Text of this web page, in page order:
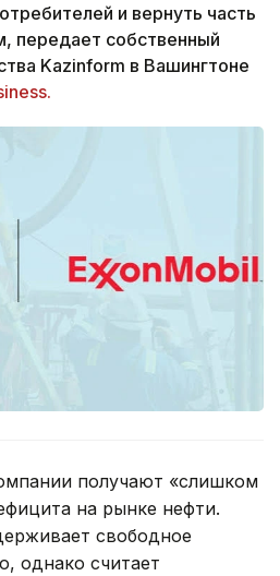
и вернуть часть
передает собственный
Kazinform в Вашингтоне
получают «слишком
на рынке нефти.
свободное
однако считает